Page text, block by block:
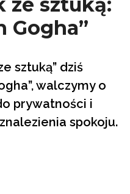
ze sztuką:
Gogha”
sztuką” dziś
walczymy o
prywatności i
spokoju.